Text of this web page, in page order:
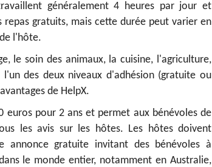
généralement 4 heures par jour et
gratuits, mais cette durée peut varier en
l'hôte.
le soin des animaux, la cuisine, l'agriculture,
des deux niveaux d'adhésion (gratuite ou
de HelpX.
euros pour 2 ans et permet aux bénévoles de
les avis sur les hôtes. Les hôtes doivent
annonce gratuite invitant des bénévoles à
le monde entier, notamment en Australie,